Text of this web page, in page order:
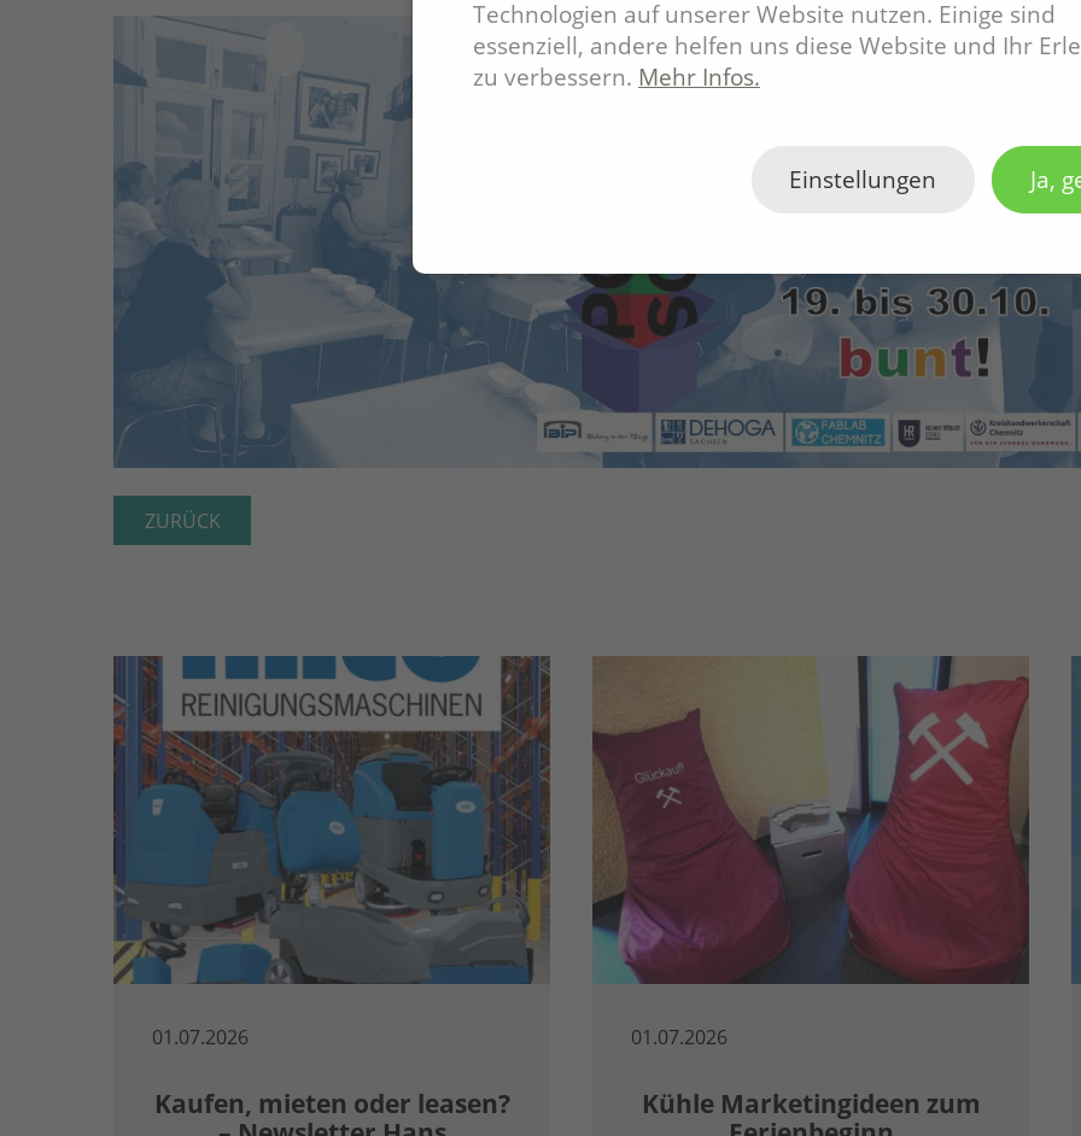
ZURÜCK
01.07.2026
Kaufen, mieten oder leasen?
01.07.2026
Kühle Marketingideen zum
Technologien auf unserer Website nutzen. Einige sind
essenziell, andere helfen uns diese Website und Ihr
zu verbessern. Mehr Infos.
Einstellungen Ja,